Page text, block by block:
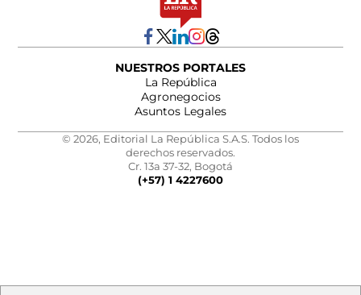
NUESTROS PORTALES
La República
Agronegocios
Asuntos Legales
© 2026, Editorial La República S.A.S. Todos los
derechos reservados.
Cr. 13a 37-32, Bogotá
(+57) 1 4227600